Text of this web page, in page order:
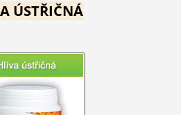
ÚSTŘIČNÁ